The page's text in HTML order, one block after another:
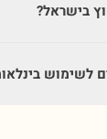
בישראל?
לשימוש